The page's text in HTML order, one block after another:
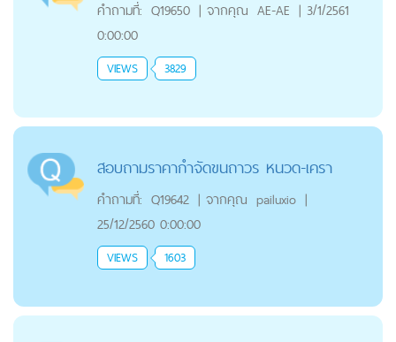
คำถามที่: Q19650 | จากคุณ AE-AE | 3/1/2561
0:00:00
VIEWS 3829
สอบถามราคากำจัดขนถาวร หนวด-เครา
คำถามที่: Q19642 | จากคุณ pailuxio |
25/12/2560 0:00:00
VIEWS 1603